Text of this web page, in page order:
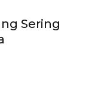
Sering